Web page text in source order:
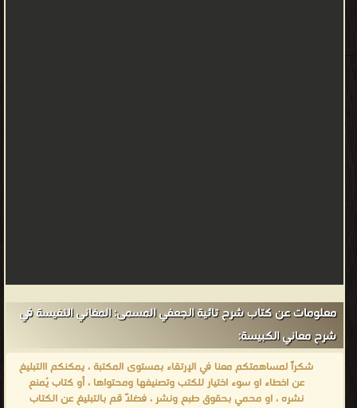
معلومات عن كتاب شرح تائية الجعفي المسمى: المغاني النفيسة في
شرح معاني الكبيسة:
شكراً لمساهمتكم معنا في الإرتقاء بمستوى المكتبة ، يمكنكم االتبليغ
عن اخطاء او سوء اختيار للكتب وتصنيفها ومحتواها ، أو كتاب يُمنع
نشره ، او محمي بحقوق طبع ونشر ، فضلاً قم بالتبليغ عن الكتاب